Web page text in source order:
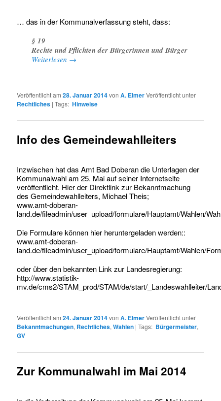
… das in der Kommunalverfassung steht, dass:
§ 19
Rechte und Pflichten der Bürgerinnen und Bürger
Weiterlesen →
Veröffentlicht am28. Januar 2014vonA. ElmerVeröffentlicht unter
Rechtliches |Tags: Hinweise
Info des Gemeindewahlleiters
Inzwischen hat das Amt Bad Doberan die Unterlagen der
Kommunalwahl am 25. Mai auf seiner Internetseite
veröffentlicht. Hier der Direktlink zur Bekanntmachung
des Gemeindewahlleiters, Michael Theis;
www.amt-doberan-
land.de/fileadmin/user_upload/formulare/Hauptamt/Wahlen/
Die Formulare können hier heruntergeladen werden::
www.amt-doberan-
land.de/fileadmin/user_upload/formulare/Hauptamt/Wahlen/
oder über den bekannten Link zur Landesregierung:
http://www.statistik-
mv.de/cms2/STAM_prod/STAM/de/start/_Landeswahlleiter/
Veröffentlicht am24. Januar 2014vonA. ElmerVeröffentlicht unter
Bekanntmachungen, Rechtliches,Wahlen |Tags: Bürgermeister,
GV
Zur Kommunalwahl im Mai 2014